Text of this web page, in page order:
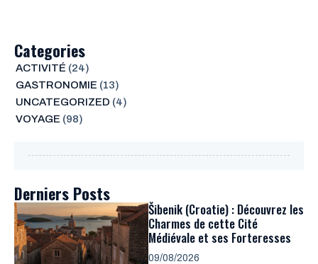
Categories
ACTIVITÉ (24)
GASTRONOMIE (13)
UNCATEGORIZED (4)
VOYAGE (98)
Derniers Posts
Šibenik (Croatie) : Découvrez les
Charmes de cette Cité
Médiévale et ses Forteresses
09/08/2026